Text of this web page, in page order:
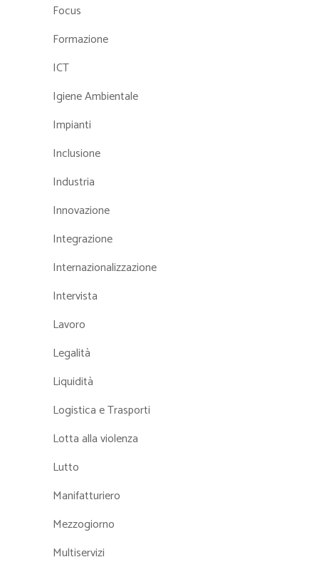
Focus
Formazione
ICT
Igiene Ambientale
Impianti
Inclusione
Industria
Innovazione
Integrazione
Internazionalizzazione
Intervista
Lavoro
Legalità
Liquidità
Logistica e Trasporti
Lotta alla violenza
Lutto
Manifatturiero
Mezzogiorno
Multiservizi